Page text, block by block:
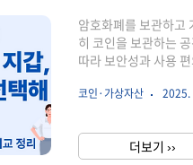
암호화폐를 보관하고
히 코인을 보관하는
따라 보안성과 사용
Wallet): 인터넷에 연
특징 비교종류설명보
Wallet)보통쉬움브
코인·가상자산 2025.
더보기 ››